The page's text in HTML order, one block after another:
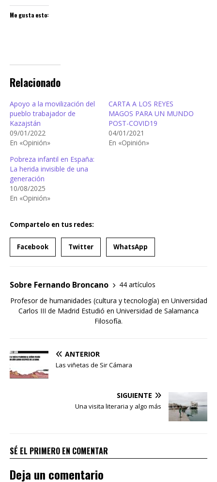
Me gusta esto:
Relacionado
Apoyo a la movilización del
pueblo trabajador de
Kazajstán
09/01/2022
En «Opinión»
CARTA A LOS REYES
MAGOS PARA UN MUNDO
POST-COVID19
04/01/2021
En «Opinión»
Pobreza infantil en España:
La herida invisible de una
generación
10/08/2025
En «Opinión»
Compartelo en tus redes:
Facebook Twitter WhatsApp
Sobre Fernando Broncano
44 artículos
Profesor de humanidades (cultura y tecnología) en Universidad
Carlos III de Madrid Estudió en Universidad de Salamanca
Filosofía.
ANTERIOR
Las viñetas de Sir Cámara
SIGUIENTE
Una visita literaria y algo más
SÉ EL PRIMERO EN COMENTAR
Deja un comentario